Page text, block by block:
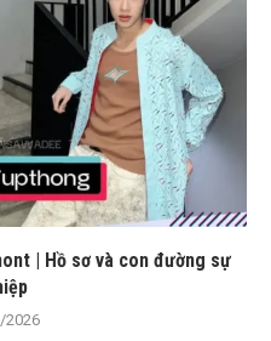
| Hồ sơ và con đường sự
2026